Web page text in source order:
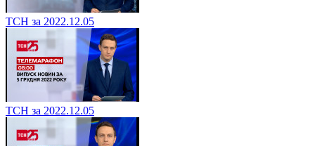
ТСН за 2022.12.05
ТСН за 2022.12.05